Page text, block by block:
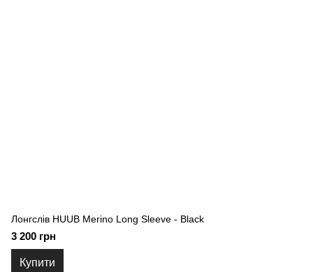
Лонгслів HUUB Merino Long Sleeve - Black
3 200 грн
Купити